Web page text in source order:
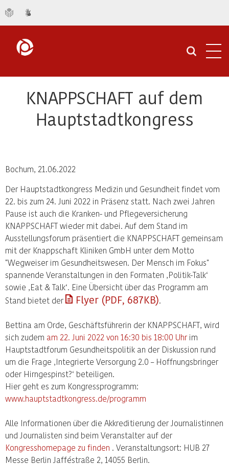
KNAPPSCHAFT auf dem
Hauptstadtkongress
Bochum, 21.06.2022
Der Hauptstadtkongress Medizin und Gesundheit findet vom
22. bis zum 24. Juni 2022 in Präsenz statt. Nach zwei Jahren
Pause ist auch die Kranken- und Pflegeversicherung
KNAPPSCHAFT wieder mit dabei. Auf dem Stand im
Ausstellungsforum präsentiert die KNAPPSCHAFT gemeinsam
mit der Knappschaft Kliniken GmbH unter dem Motto
"Wegweiser im Gesundheitswesen. Der Mensch im Fokus"
spannende Veranstaltungen in den Formaten ‚Politik-Talk‘
sowie ‚Eat & Talk‘. Eine Übersicht über das Programm am
Stand bietet der
Flyer (PDF, 687KB).
Bettina am Orde, Geschäftsführerin der KNAPPSCHAFT, wird
sich zudem am 22. Juni 2022 von 16:30 bis 18:00 Uhr im
Hauptstadtforum Gesundheitspolitik an der Diskussion rund
um die Frage ‚Integrierte Versorgung 2.0 – Hoffnungsbringer
oder Hirngespinst?‘ beteiligen.
Hier geht es zum Kongressprogramm:
www.hauptstadtkongress.de/programm
Alle Informationen über die Akkreditierung der Journalistinnen
und Journalisten sind beim Veranstalter auf der
Kongresshomepage zu finden . Veranstaltungsort: HUB 27
Messe Berlin Jafféstraße 2, 14055 Berlin.